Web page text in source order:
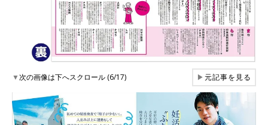
▼次の画像は下へスクロール (6/17) ▶元記事を見る